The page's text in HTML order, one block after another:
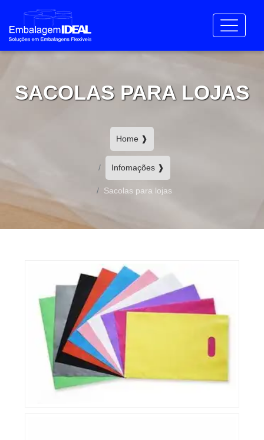
SACOLAS PARA LOJAS
Home ❱
Infomações ❱
Sacolas para lojas